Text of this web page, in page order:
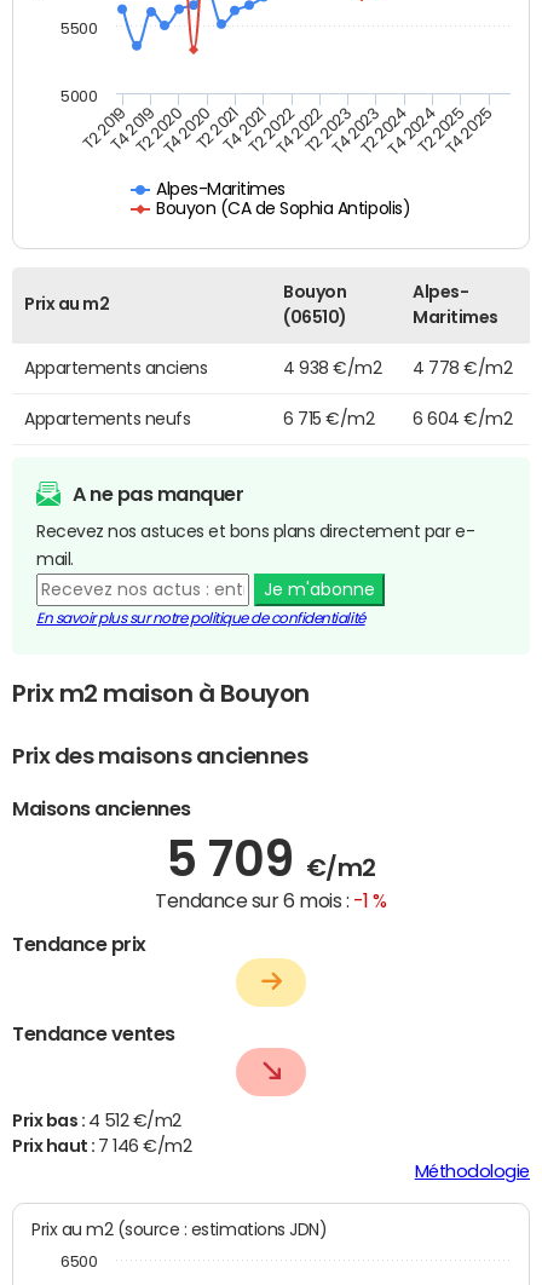
Alpes-Maritimes
Bouyon (CA de Sophia Antipolis)
T2 2019T4 2019T2 2020T4 2020T2 2021T4 2021T2 2022T4 2022T2 2023T4 2023T2 2024T4 2024T2 2025T4 2025
5000
5500
Prix au m2
Bouyon
(06510)
Alpes-
Maritimes
Appartements anciens 4 938 €/m2 4 778 €/m2
Appartements neufs 6 715 €/m2 6 604 €/m2
A ne pas manquer
Recevez nos astuces et bons plans directement par e-
mail.
Je m'abonne
En savoir plus sur notre politique de confidentialité
Prix m2 maison à Bouyon
Prix des maisons anciennes
Maisons anciennes
5 709 €/m2
Tendance sur 6 mois : -1 %
Tendance prix
Tendance ventes
Prix bas : 4 512 €/m2
Prix haut : 7 146 €/m2
Méthodologie
Prix au m2 (source : estimations JDN)
6500